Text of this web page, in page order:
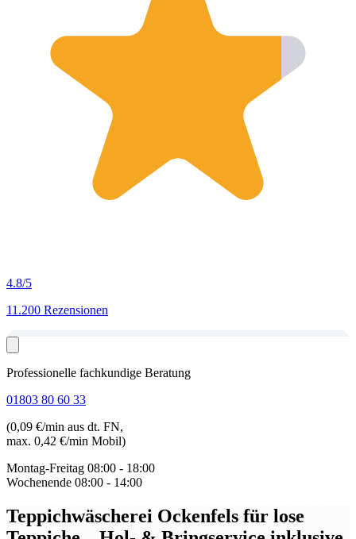
4.8/5
11.200 Rezensionen
Professionelle fachkundige Beratung
01803 80 60 33
(0,09 €/min aus dt. FN,
max. 0,42 €/min Mobil)
Montag-Freitag 08:00 - 18:00
Wochenende 08:00 - 14:00
Teppichwäscherei Ockenfels für lose